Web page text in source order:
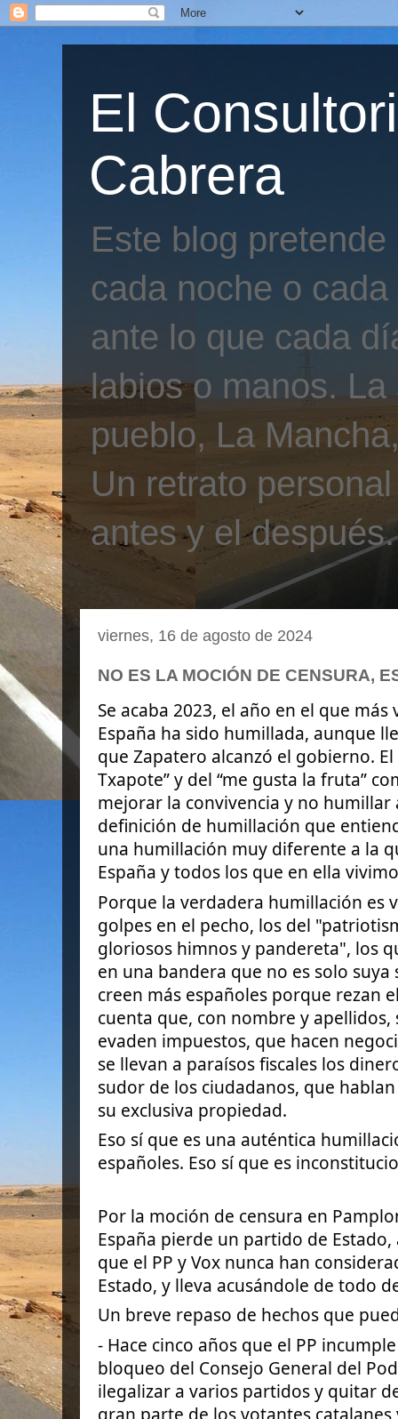
El
Cabrera
Este blog
cada noche o
ante lo que cada
labios o manos.
pueblo, La
Un retrato
antes y el después.
viernes, 16 de agosto de 2024
NO ES LA MOCIÓN DE CENSURA,
Se acaba 2023, el año en el que
España ha sido humillada, aunque
que Zapatero alcanzó el gobierno.
Txapote” y del “me gusta la fruta”
mejorar la convivencia y no humillar
definición de humillación que
una humillación muy diferente a la
España y todos los que en ella
Porque la verdadera humillación es
golpes en el pecho, los del
gloriosos himnos y pandereta", los
en una bandera que no es solo
creen más españoles porque rezan
cuenta que, con nombre y apellidos,
evaden impuestos, que hacen
se llevan a paraísos fiscales los
sudor de los ciudadanos, que
su exclusiva propiedad.
Eso sí que es una auténtica
españoles. Eso sí que es
Por la moción de censura en
España pierde un partido de
que el PP y Vox nunca han
Estado, y lleva acusándole de todo
Un breve repaso de hechos que
- Hace cinco años que el PP
bloqueo del Consejo General del
ilegalizar a varios partidos y quitar
gran parte de los votantes catalanes